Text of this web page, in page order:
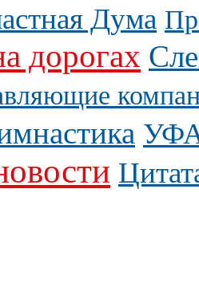
Дума
дорогах